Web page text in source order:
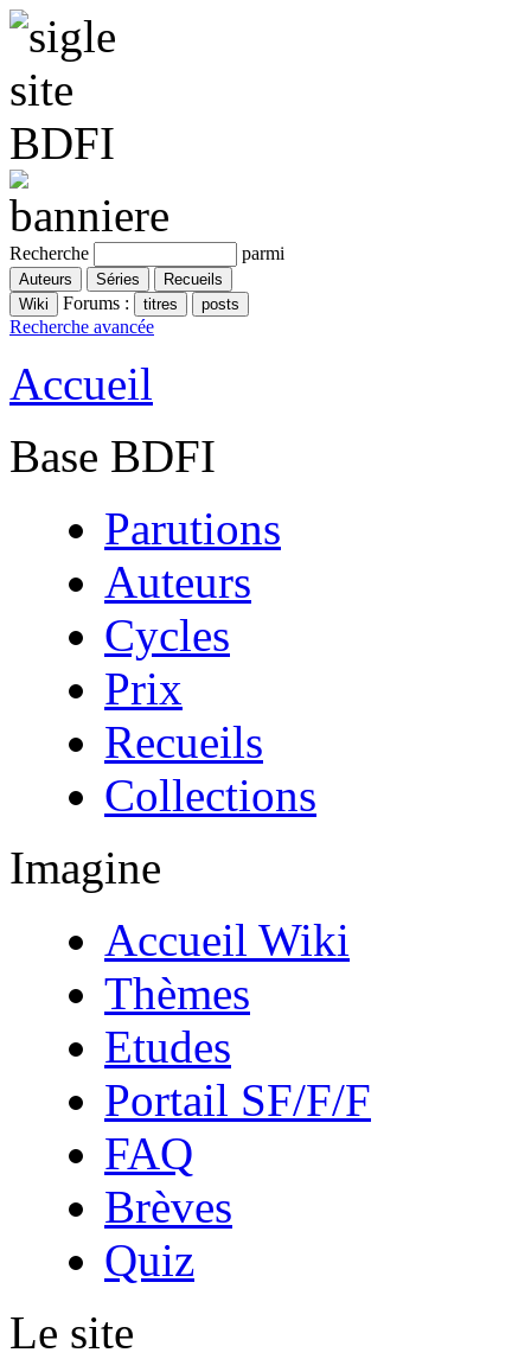
Recherche parmi
Forums :
Recherche avancée
Accueil
Base BDFI
Parutions
Auteurs
Cycles
Prix
Recueils
Collections
Imagine
Accueil Wiki
Thèmes
Etudes
Portail SF/F/F
FAQ
Brèves
Quiz
Le site